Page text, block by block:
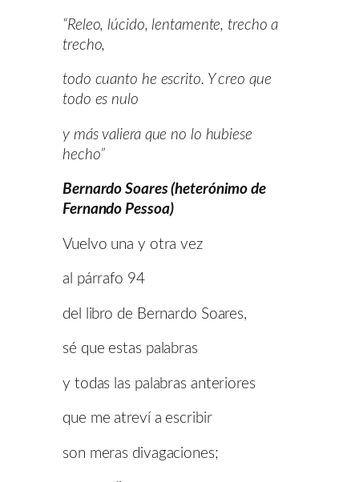
“Releo, lúcido, lentamente, trecho a
trecho,
todo cuanto he escrito. Y creo que
todo es nulo
y más valiera que no lo hubiese
hecho”
Bernardo Soares (heterónimo de
Fernando Pessoa)
Vuelvo una y otra vez
al párrafo 94
del libro de Bernardo Soares,
sé que estas palabras
y todas las palabras anteriores
que me atreví a escribir
son meras divagaciones;